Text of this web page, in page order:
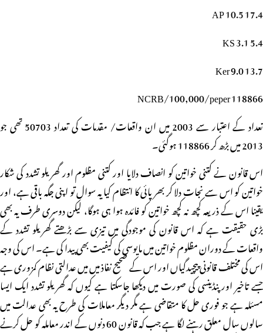
AP 10.5 17.4
KS 3.1 5.4
Ker 9.0 13.7
NCRB/100,000/peper 118866
تعداد کے اعتبار سے 2003 میں ان واقعات/ مقدمات کی تعداد 50703 تھی جو
2013 میں بڑھ کر 118866 ہوگئی۔
اس قانون نے کتنی خواتین کو انصاف دلایا اور کتنی مظلوم اور گھریلو تشدد کی شکار
خواتین کو اس سے نجات دلا کر بھرپائی کا انتظام کیا یہ سوال تو اپنی جگہ باقی ہے، اور
یقینا اس کے ذریعہ کچھ نہ کچھ خواتین کو فائدہ ہوا ہی ہوگا، لیکن دوسری طرف یہ بھی
بڑی حقیقت ہے کہ اس قانون کی موجودگی میں تیزی سے بڑھتے گھریلو تشدد کے
واقعات کے دوران مظلوم خواتین میں مایوسی کی کیفیت بھی پیدا کی ہے۔ اس کی وجہ
اس کی مختلف قانونی پیچیدگیاں اور اس کے صحیح نفاذ میں میں عدالتی نظام کمزوری ہے
جسے تاخیر اور پنڈینسی کی صورت میں دیکھا جاسکتا ہے کیوں کہ گھریلو تشدد ایک ایسا
مسئلہ ہے جو فوری حل کا متقاضی ہے مگر دیگر معاملات کی طرح یہ بھی عدالت میں
سالوں سال معلق رہنے لگا ہے جب کہ قانون 60 دنوں کے اندر معاملہ کو حل کرنے